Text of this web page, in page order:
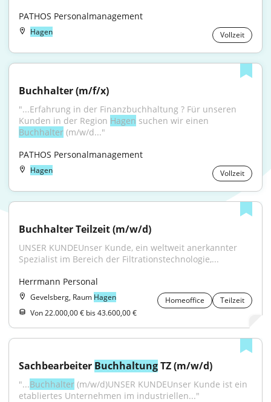
PATHOS Personalmanagement
Hagen Vollzeit
Buchhalter (m/f/x)
"...Erfahrung in der Finanzbuchhaltung ? Für unseren
Kunden in der Region Hagen
Buchhalter (m/w/d..."
PATHOS Personalmanagement
Hagen Vollzeit
Buchhalter Teilzeit (m/w/d)
UNSER KUNDEUnser Kunde, ein weltweit anerkannter
Spezialist im Bereich der Filtrationstechnologie,...
Herrmann Personal
Gevelsberg, Raum Hagen Homeoffice
Teilzeit
Von 22.000,00 € bis 43.600,00 €
Sachbearbeiter Buchhaltung TZ (m/w/d)
"...Buchhalter (m/w/d)UNSER KUNDEUnser Kunde ist ein
etabliertes Unternehmen im industriellen..."